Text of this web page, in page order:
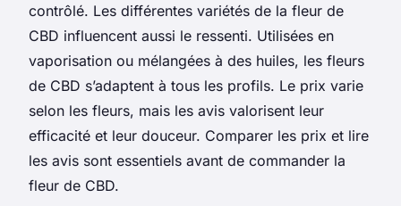
contrôlé. Les différentes variétés de la fleur de
CBD influencent aussi le ressenti. Utilisées en
vaporisation ou mélangées à des huiles, les fleurs
de CBD s’adaptent à tous les profils. Le prix varie
selon les fleurs, mais les avis valorisent leur
efficacité et leur douceur. Comparer les prix et lire
les avis sont essentiels avant de commander la
fleur de CBD.